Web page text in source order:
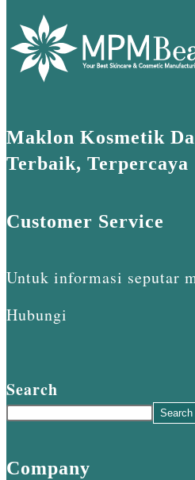
Maklon Kosmetik
Terbaik, Terpercaya
Customer Service
Untuk informasi seputar
Hubungi
Search
Search
Company